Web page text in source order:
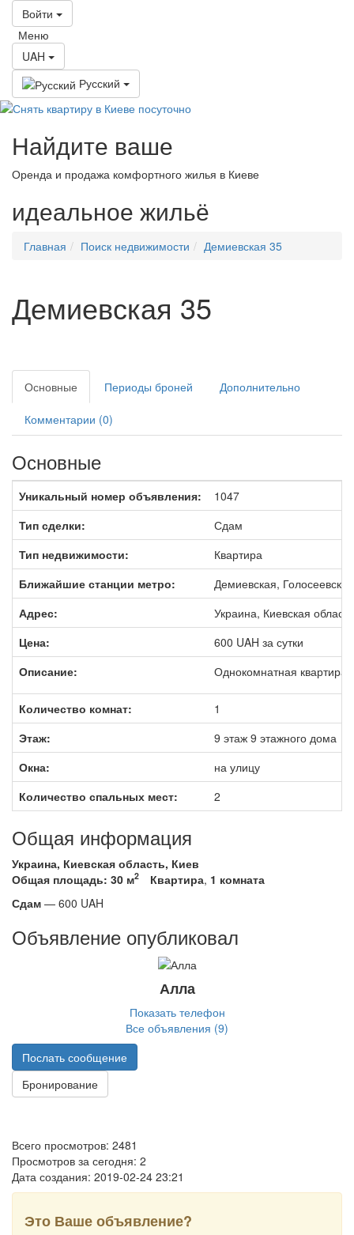
Войти
Меню
UAH
Русский
Найдите ваше
Оренда и продажа комфортного жилья в Киеве
идеальное жильё
Главная Поиск недвижимости Демиевская 35
Демиевская 35
Основные Периоды броней Дополнительно
Комментарии (0)
Основные
Уникальный номер объявления:
1047
Тип сделки:
Сдам
Тип недвижимости:
Квартира
Ближайшие станции метро:
Демиевская, Голосеевская
Адрес:
Украина, Киевская
Цена:
600 UAH за сутки
Описание:
Однокомнатная квартира
Количество комнат:
1
Этаж:
9 этаж 9 этажного дома
Окна:
на улицу
Количество спальных мест:
2
Общая информация
Украина, Киевская область, Киев
Общая площадь: 30 м2 Квартира, 1 комната
Сдам — 600 UAH
Объявление опубликовал
Алла
Показать телефон
Все объявления (9)
Послать сообщение
Бронирование
Всего просмотров: 2481
Просмотров за сегодня: 2
Дата создания: 2019-02-24 23:21
Это Ваше объявление?